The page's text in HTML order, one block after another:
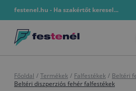
festenel.hu - Ha szakértőt keresel...
Főoldal / Termékek / Falfestékek / Beltéri
Beltéri diszperziós fehér falfestékek